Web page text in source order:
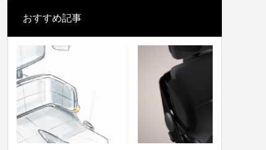
おすすめ記事